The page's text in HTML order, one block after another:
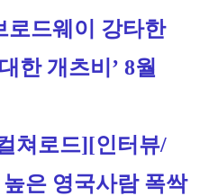
로드웨이 강타한
한 개츠비’ 8월
쳐로드][인터뷰/
은 영국사람 폭싹